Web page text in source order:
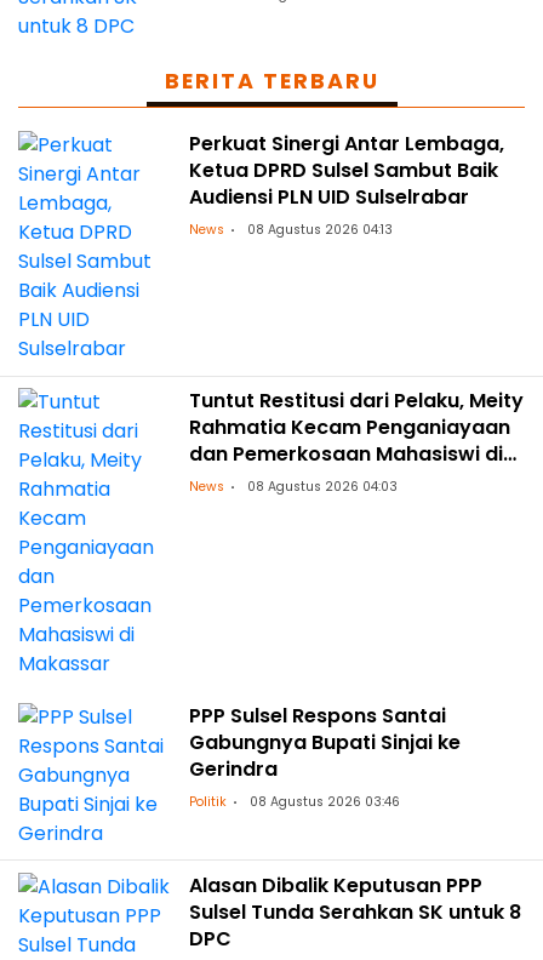
BERITA TERBARU
Perkuat Sinergi Antar Lembaga,
Ketua DPRD Sulsel Sambut Baik
Audiensi PLN UID Sulselrabar
News 08 Agustus 2026 04:13
Tuntut Restitusi dari Pelaku, Meity
Rahmatia Kecam Penganiayaan
dan Pemerkosaan Mahasiswi di
Makassar
News 08 Agustus 2026 04:03
PPP Sulsel Respons Santai
Gabungnya Bupati Sinjai ke
Gerindra
Politik 08 Agustus 2026 03:46
Alasan Dibalik Keputusan PPP
Sulsel Tunda Serahkan SK untuk 8
DPC